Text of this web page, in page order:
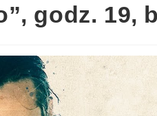
godz. 19,